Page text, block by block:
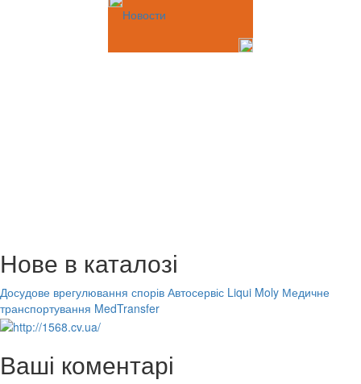
Новости
Нове в каталозі
Досудове врегулювання спорів Автосервіс Liqui Moly Медичне
транспортування MedTransfer
Ваші коментарі